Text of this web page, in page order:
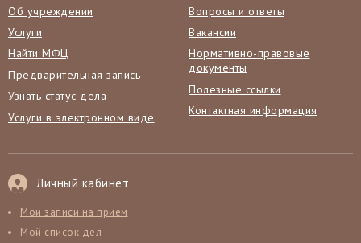
Об учреждении
Услуги
Найти МФЦ
Предварительная запись
Узнать статус дела
Услуги в электронном виде
Вопросы и ответы
Вакансии
Нормативно-правовые
документы
Полезные ссылки
Контактная информация
Личный кабинет
Мои записи на прием
Мой список дел